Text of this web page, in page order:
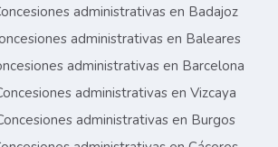
administrativas en Badajoz
administrativas en Baleares
administrativas en Barcelona
administrativas en Vizcaya
administrativas en Burgos